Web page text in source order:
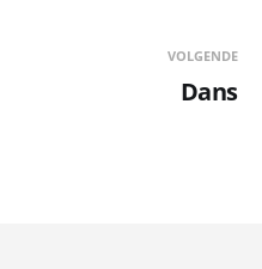
VOLGENDE
Dans